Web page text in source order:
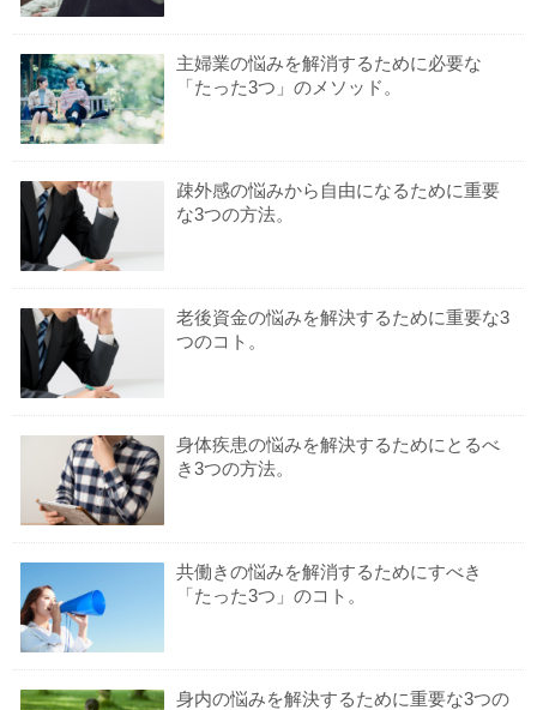
主婦業の悩みを解消するために必要な
「たった3つ」のメソッド。
疎外感の悩みから自由になるために重要
な3つの方法。
老後資金の悩みを解決するために重要な3
つのコト。
身体疾患の悩みを解決するためにとるべ
き3つの方法。
共働きの悩みを解消するためにすべき
「たった3つ」のコト。
身内の悩みを解決するために重要な3つの